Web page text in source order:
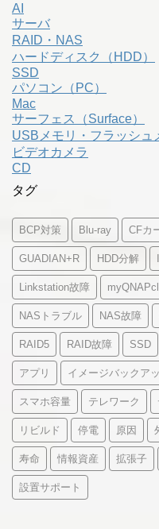
AI
サーバ
RAID・NAS
ハードディスク（HDD）
SSD
パソコン（PC）
Mac
サーフェス（Surface）
USBメモリ・フラッシュ
ビデオカメラ
CD
タグ
BCP対策 Blu-ray CFカ
GUADIAN+R HDD分解
Linkstation故障
NASトラブル NAS故障
RAID5 RAID故障 SSD
アプリ イメージバックア
スマホ容量 テレワーク
リビルド 停電 原因
寿命 情報資産 拡張子
設置サポート